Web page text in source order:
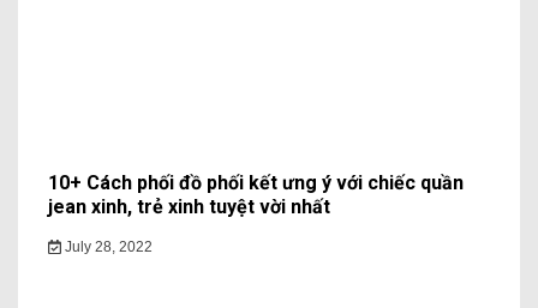
10+ Cách phối đồ phối kết ưng ý với chiếc quần
jean xinh, trẻ xinh tuyệt vời nhất
July 28, 2022